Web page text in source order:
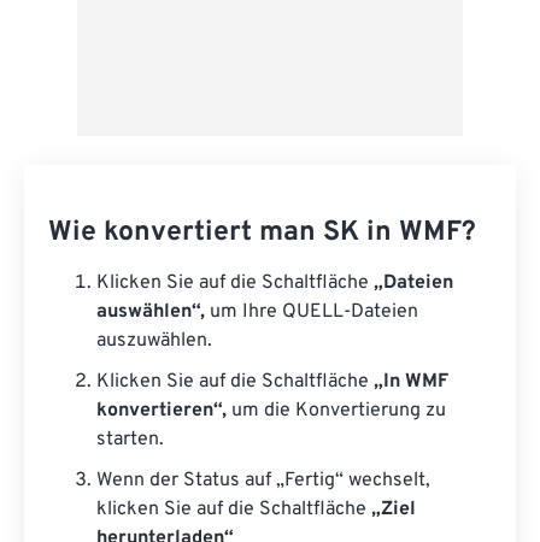
Wie konvertiert man SK in WMF?
Klicken Sie auf die Schaltfläche „Dateien
auswählen“, um Ihre QUELL-Dateien
auszuwählen.
Klicken Sie auf die Schaltfläche „In WMF
konvertieren“, um die Konvertierung zu
starten.
Wenn der Status auf „Fertig“ wechselt,
klicken Sie auf die Schaltfläche „Ziel